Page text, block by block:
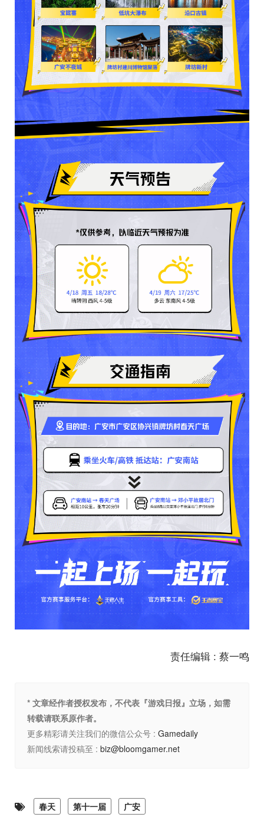
责任编辑 : 蔡一鸣
* 文章经作者授权发布，不代表『游戏日报』立场，如需
转载请联系原作者。
更多精彩请关注我们的微信公众号 : Gamedaily
新闻线索请投稿至 : biz@bloomgamer.net
春天 第十一届 广安